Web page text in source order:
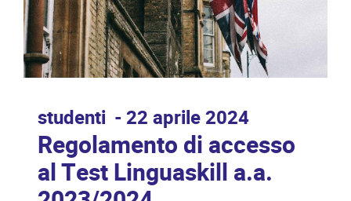
studenti 22 aprile 2024
Regolamento di accesso
al Test Linguaskill a.a.